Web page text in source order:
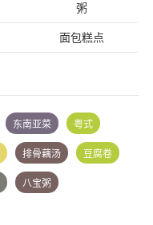
粥
面包糕点
东南亚菜 粤式
排骨藕汤 豆腐卷
八宝粥